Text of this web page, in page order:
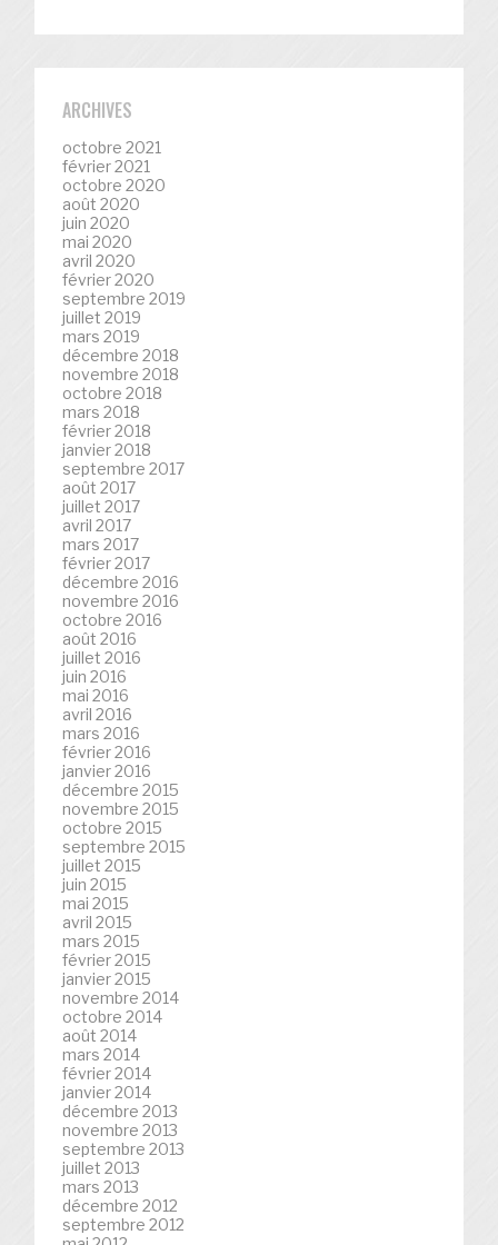
ARCHIVES
octobre 2021
février 2021
octobre 2020
août 2020
juin 2020
mai 2020
avril 2020
février 2020
septembre 2019
juillet 2019
mars 2019
décembre 2018
novembre 2018
octobre 2018
mars 2018
février 2018
janvier 2018
septembre 2017
août 2017
juillet 2017
avril 2017
mars 2017
février 2017
décembre 2016
novembre 2016
octobre 2016
août 2016
juillet 2016
juin 2016
mai 2016
avril 2016
mars 2016
février 2016
janvier 2016
décembre 2015
novembre 2015
octobre 2015
septembre 2015
juillet 2015
juin 2015
mai 2015
avril 2015
mars 2015
février 2015
janvier 2015
novembre 2014
octobre 2014
août 2014
mars 2014
février 2014
janvier 2014
décembre 2013
novembre 2013
septembre 2013
juillet 2013
mars 2013
décembre 2012
septembre 2012